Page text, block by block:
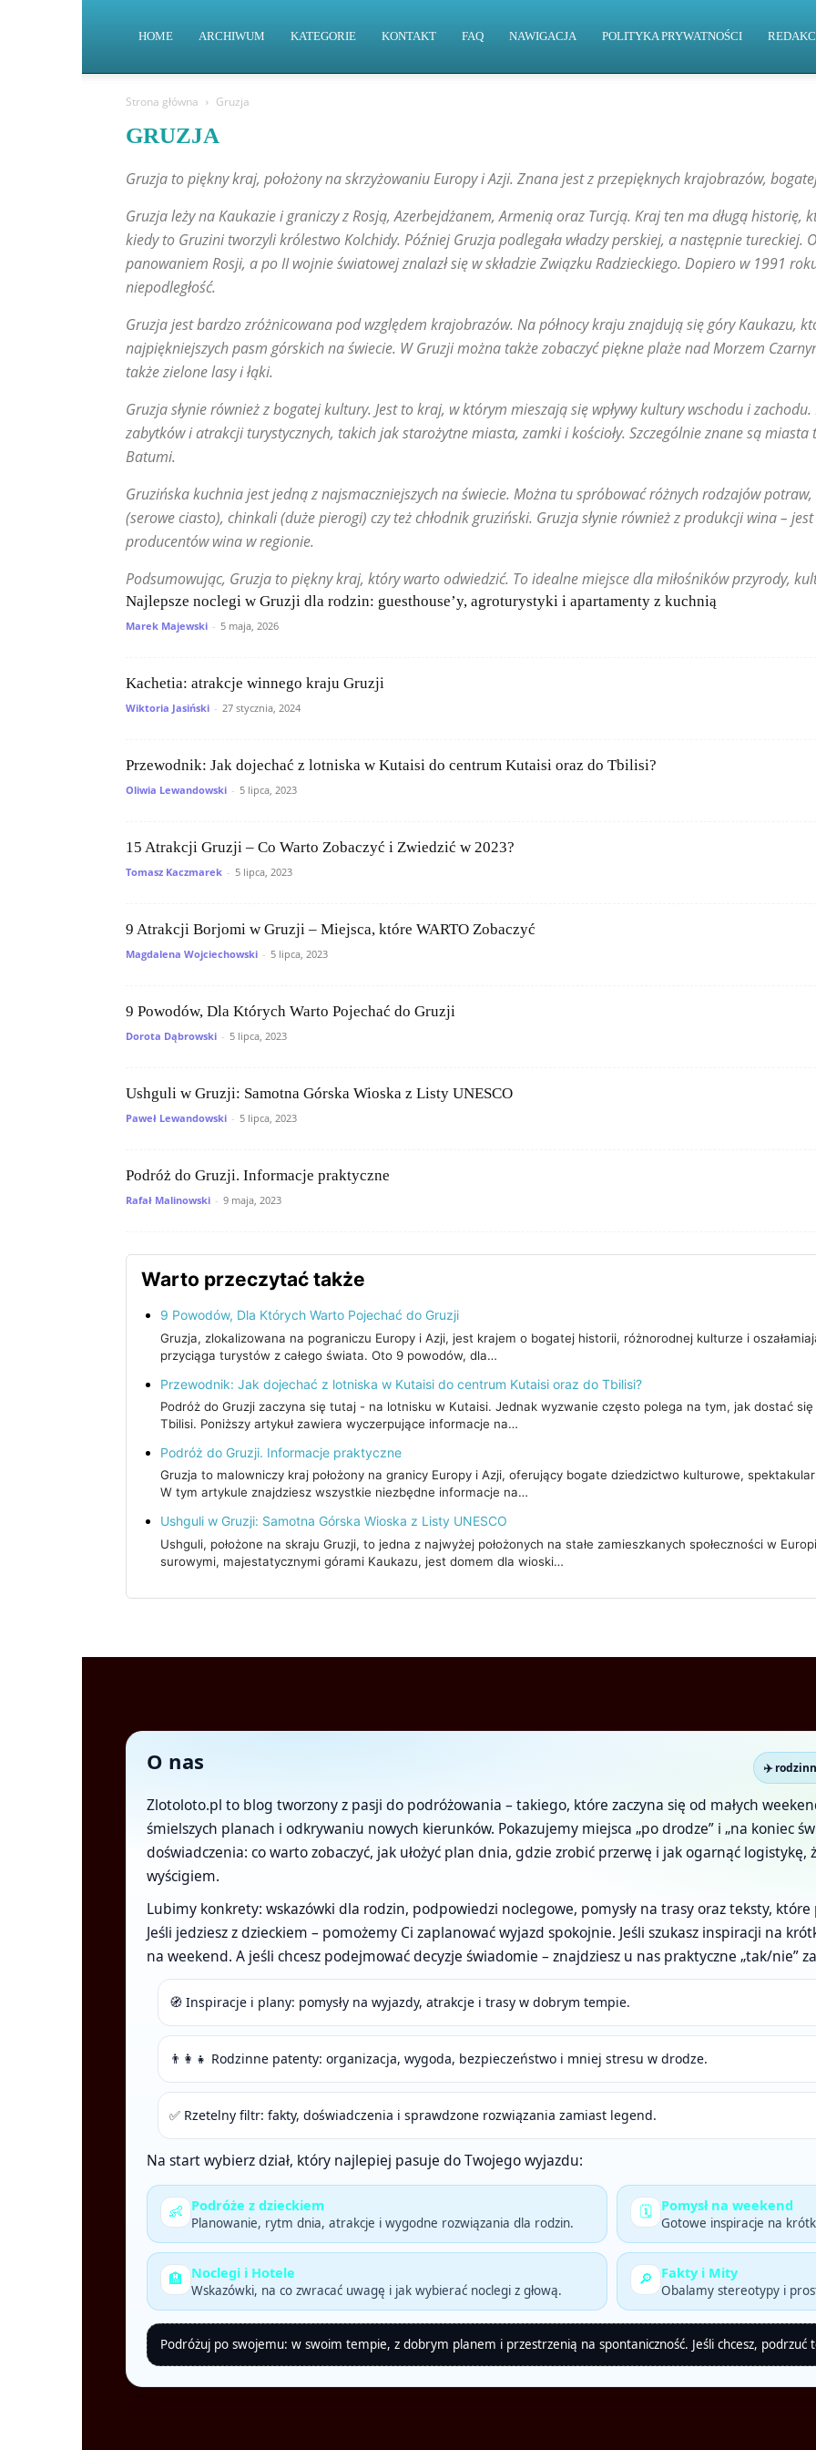
HOME ARCHIWUM KATEGORIE KONTAKT FAQ NAWIGACJA POLITYKA PRYWATNOŚCI
Strona główna Gruzja
GRUZJA
Gruzja to piękny kraj, położony na skrzyżowaniu Europy i Azji. Znana jest z przepięknych krajobrazów,
Gruzja leży na Kaukazie i graniczy z Rosją, Azerbejdżanem, Armenią oraz Turcją. Kraj ten ma długą historię,
kiedy to Gruzini tworzyli królestwo Kolchidy. Później Gruzja podlegała władzy perskiej, a następnie tureckiej.
panowaniem Rosji, a po II wojnie światowej znalazł się w składzie Związku Radzieckiego. Dopiero w 1991
niepodległość.
Gruzja jest bardzo zróżnicowana pod względem krajobrazów. Na północy kraju znajdują się góry Kaukazu,
najpiękniejszych pasm górskich na świecie. W Gruzji można także zobaczyć piękne plaże nad Morzem
także zielone lasy i łąki.
Gruzja słynie również z bogatej kultury. Jest to kraj, w którym mieszają się wpływy kultury wschodu i
zabytków i atrakcji turystycznych, takich jak starożytne miasta, zamki i kościoły. Szczególnie znane są
Batumi.
Gruzińska kuchnia jest jedną z najsmaczniejszych na świecie. Można tu spróbować różnych rodzajów
(serowe ciasto), chinkali (duże pierogi) czy też chłodnik gruziński. Gruzja słynie również z produkcji wina –
producentów wina w regionie.
Podsumowując, Gruzja to piękny kraj, który warto odwiedzić. To idealne miejsce dla miłośników przyrody,
Najlepsze noclegi w Gruzji dla rodzin: guesthouse’y, agroturystyki i apartamenty z kuchnią
Marek Majewski - 5 maja, 2026
Kachetia: atrakcje winnego kraju Gruzji
Wiktoria Jasiński - 27 stycznia, 2024
Przewodnik: Jak dojechać z lotniska w Kutaisi do centrum Kutaisi oraz do Tbilisi?
Oliwia Lewandowski - 5 lipca, 2023
15 Atrakcji Gruzji – Co Warto Zobaczyć i Zwiedzić w 2023?
Tomasz Kaczmarek - 5 lipca, 2023
9 Atrakcji Borjomi w Gruzji – Miejsca, które WARTO Zobaczyć
Magdalena Wojciechowski - 5 lipca, 2023
9 Powodów, Dla Których Warto Pojechać do Gruzji
Dorota Dąbrowski - 5 lipca, 2023
Ushguli w Gruzji: Samotna Górska Wioska z Listy UNESCO
Paweł Lewandowski - 5 lipca, 2023
Podróż do Gruzji. Informacje praktyczne
Rafał Malinowski - 9 maja, 2023
Warto przeczytać także
9 Powodów, Dla Których Warto Pojechać do Gruzji
Gruzja, zlokalizowana na pograniczu Europy i Azji, jest krajem o bogatej historii, różnorodnej kulturze i
przyciąga turystów z całego świata. Oto 9 powodów, dla…
Przewodnik: Jak dojechać z lotniska w Kutaisi do centrum Kutaisi oraz do Tbilisi?
Podróż do Gruzji zaczyna się tutaj - na lotnisku w Kutaisi. Jednak wyzwanie często polega na tym, jak dostać
Tbilisi. Poniższy artykuł zawiera wyczerpujące informacje na…
Podróż do Gruzji. Informacje praktyczne
Gruzja to malowniczy kraj położony na granicy Europy i Azji, oferujący bogate dziedzictwo kulturowe,
W tym artykule znajdziesz wszystkie niezbędne informacje na…
Ushguli w Gruzji: Samotna Górska Wioska z Listy UNESCO
Ushguli, położone na skraju Gruzji, to jedna z najwyżej położonych na stałe zamieszkanych społeczności w
surowymi, majestatycznymi górami Kaukazu, jest domem dla wioski…
O nas ✈️
Zlotoloto.pl to blog tworzony z pasji do podróżowania – takiego, które zaczyna się od małych
śmielszych planach i odkrywaniu nowych kierunków. Pokazujemy miejsca „po drodze” i „na koniec
doświadczenia: co warto zobaczyć, jak ułożyć plan dnia, gdzie zrobić przerwę i jak ogarnąć logistykę,
wyścigiem.
Lubimy konkrety: wskazówki dla rodzin, podpowiedzi noclegowe, pomysły na trasy oraz teksty,
Jeśli jedziesz z dzieckiem – pomożemy Ci zaplanować wyjazd spokojnie. Jeśli szukasz inspiracji na
na weekend. A jeśli chcesz podejmować decyzje świadomie – znajdziesz u nas praktyczne „tak/nie”
🧭 Inspiracje i plany: pomysły na wyjazdy, atrakcje i trasy w dobrym tempie.
👨‍👩‍👧 Rodzinne patenty: organizacja, wygoda, bezpieczeństwo i mniej stresu w drodze.
✅ Rzetelny filtr: fakty, doświadczenia i sprawdzone rozwiązania zamiast legend.
Na start wybierz dział, który najlepiej pasuje do Twojego wyjazdu:
👶 Podróże z dzieckiem
Planowanie, rytm dnia, atrakcje i wygodne rozwiązania dla rodzin.
🗓️ Pomysł na weekend
Gotowe inspiracje na
🏨 Noclegi i Hotele
Wskazówki, na co zwracać uwagę i jak wybierać noclegi z głową.
🔎 Fakty i Mity
Obalamy stereotypy i
Podróżuj po swojemu: w swoim tempie, z dobrym planem i przestrzenią na spontaniczność. Jeśli chcesz,